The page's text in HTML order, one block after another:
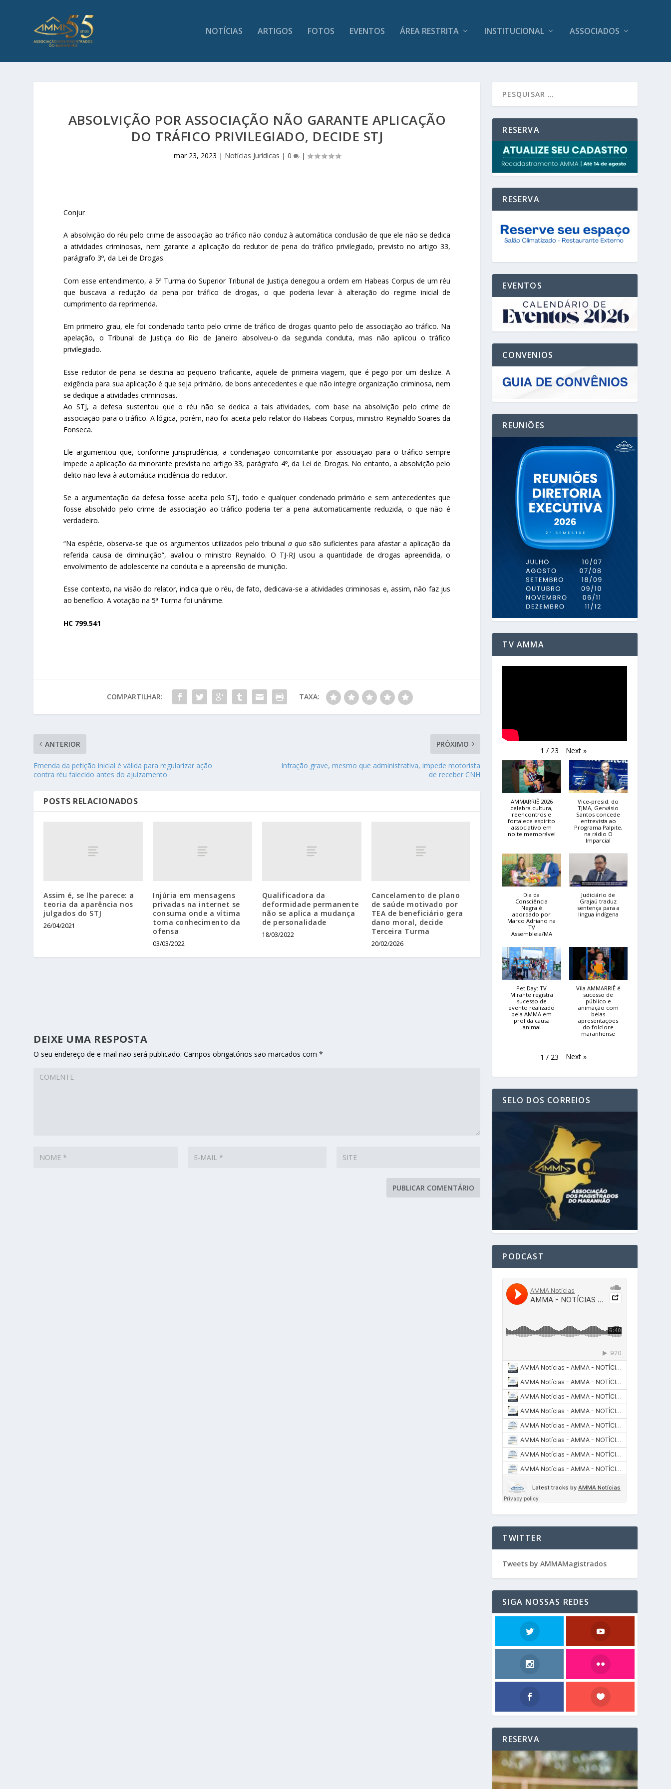
NOTÍCIAS ARTIGOS FOTOS EVENTOS ÁREA RESTRITA INSTITUCIONAL ASSOCIADOS
ABSOLVIÇÃO POR ASSOCIAÇÃO NÃO GARANTE APLICAÇÃO
DO TRÁFICO PRIVILEGIADO, DECIDE STJ
mar 23, 2023 | Notícias Jurídicas | 0 |
Conjur
A absolvição do réu pelo crime de associação ao tráfico não conduz à automática conclusão de que ele não se dedica
a atividades criminosas, nem garante a aplicação do redutor de pena do tráfico privilegiado, previsto no artigo 33,
parágrafo 3º, da Lei de Drogas.
Com esse entendimento, a 5ª Turma do Superior Tribunal de Justiça denegou a ordem em Habeas Corpus de um réu
que buscava a redução da pena por tráfico de drogas, o que poderia levar à alteração do regime inicial de
cumprimento da reprimenda.
Em primeiro grau, ele foi condenado tanto pelo crime de tráfico de drogas quanto pelo de associação ao tráfico. Na
apelação, o Tribunal de Justiça do Rio de Janeiro absolveu-o da segunda conduta, mas não aplicou o tráfico
privilegiado.
Esse redutor de pena se destina ao pequeno traficante, aquele de primeira viagem, que é pego por um deslize. A
exigência para sua aplicação é que seja primário, de bons antecedentes e que não integre organização criminosa, nem
se dedique a atividades criminosas.
Ao STJ, a defesa sustentou que o réu não se dedica a tais atividades, com base na absolvição pelo crime de
associação para o tráfico. A lógica, porém, não foi aceita pelo relator do Habeas Corpus, ministro Reynaldo Soares da
Fonseca.
Ele argumentou que, conforme jurisprudência, a condenação concomitante por associação para o tráfico sempre
impede a aplicação da minorante prevista no artigo 33, parágrafo 4º, da Lei de Drogas. No entanto, a absolvição pelo
delito não leva à automática incidência do redutor.
Se a argumentação da defesa fosse aceita pelo STJ, todo e qualquer condenado primário e sem antecedentes que
fosse absolvido pelo crime de associação ao tráfico poderia ter a pena automaticamente reduzida, o que não é
verdadeiro.
“Na espécie, observa-se que os argumentos utilizados pelo tribunala quo são suficientes para afastar a aplicação da
referida causa de diminuição”, avaliou o ministro Reynaldo. O TJ-RJ usou a quantidade de drogas apreendida, o
envolvimento de adolescente na conduta e a apreensão de munição.
Esse contexto, na visão do relator, indica que o réu, de fato, dedicava-se a atividades criminosas e, assim, não faz jus
ao benefício. A votação na 5ª Turma foi unânime.
HC 799.541
COMPARTILHAR: TAXA:
ANTERIOR
Emenda da petição inicial é válida para regularizar ação
contra réu falecido antes do ajuizamento
PRÓXIMO
Infração grave, mesmo que administrativa, impede motorista
de receber CNH
POSTS RELACIONADOS
Assim é, se lhe parece: a
teoria da aparência nos
julgados do STJ
26/04/2021
Injúria em mensagens
privadas na internet se
consuma onde a vítima
toma conhecimento da
ofensa
03/03/2022
Qualificadora da
deformidade permanente
não se aplica a mudança
de personalidade
18/03/2022
Cancelamento de plano
de saúde motivado por
TEA de beneficiário gera
dano moral, decide
Terceira Turma
20/02/2026
DEIXE UMA RESPOSTA
O seu endereço de e-mail não será publicado. Campos obrigatórios são marcados com*
RESERVA
RESERVA
EVENTOS
CONVENIOS
REUNIÕES
TV AMMA
1 / 23 Next »
AMMARRIÊ 2026
celebra cultura,
reencontros e
fortalece espírito
associativo em
noite memorável
Vice-presid. do
TJMA, Gervásio
Santos concede
entrevista ao
Programa Palpite,
na rádio O
Imparcial
Dia da
Consciência
Negra é
abordado por
Marco Adriano na
TV
Assembleia/MA
Judiciário de
Grajaú traduz
sentença para a
língua indígena
Pet Day: TV
Mirante registra
sucesso de
evento realizado
pela AMMA em
prol da causa
animal
Vila AMMARRIÊ é
sucesso de
público e
animação com
belas
apresentações
do folclore
maranhense
1 / 23 Next »
SELO DOS CORREIOS
PODCAST
TWITTER
Tweets by AMMAMagistrados
SIGA NOSSAS REDES
RESERVA